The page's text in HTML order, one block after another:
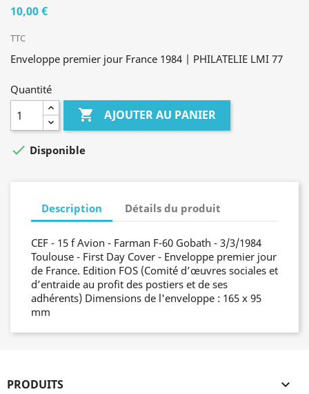
10,00 €
TTC
Enveloppe premier jour France 1984 | PHILATELIE LMI 77
Quantité
 AJOUTER AU PANIER
 Disponible
Description Détails du produit
CEF - 15 f Avion - Farman F-60 Gobath - 3/3/1984
Toulouse - First Day Cover - Enveloppe premier jour
de France. Edition FOS (Comité d’œuvres sociales et
d’entraide au profit des postiers et de ses
adhérents) Dimensions de l'enveloppe : 165 x 95
mm
PRODUITS 